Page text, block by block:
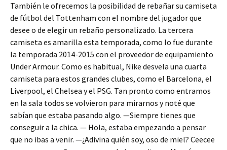
También le ofrecemos la posibilidad de rebañar su camiseta
de fútbol del Tottenham con el nombre del jugador que
desee o de elegir un rebaño personalizado. La tercera
camiseta es amarilla esta temporada, como lo fue durante
la temporada 2014-2015 con el proveedor de equipamiento
Under Armour. Como es habitual, Nike desvela una cuarta
camiseta para estos grandes clubes, como el Barcelona, el
Liverpool, el Chelsea y el PSG. Tan pronto como entramos
en la sala todos se volvieron para mirarnos y noté que
sabían que estaba pasando algo. —Siempre tienes que
conseguir a la chica. — Hola, estaba empezando a pensar
que no ibas a venir. —¿Adivina quién soy, oso de miel? Ceecee